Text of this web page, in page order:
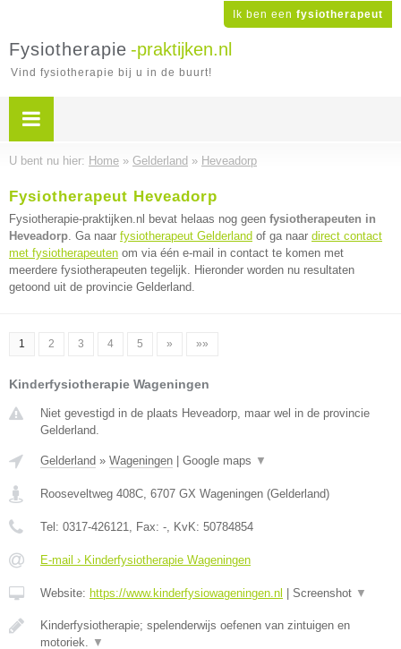
Ik ben een fysiotherapeut
Fysiotherapie -praktijken.nl
Vind fysiotherapie bij u in de buurt!
U bent nu hier: Home » Gelderland » Heveadorp
Fysiotherapeut Heveadorp
Fysiotherapie-praktijken.nl bevat helaas nog geen fysiotherapeuten in
Heveadorp. Ga naar fysiotherapeut Gelderland of ga naar direct contact
met fysiotherapeuten om via één e-mail in contact te komen met
meerdere fysiotherapeuten tegelijk. Hieronder worden nu resultaten
getoond uit de provincie Gelderland.
1 2 3 4 5 » »»
Kinderfysiotherapie Wageningen
Niet gevestigd in de plaats Heveadorp, maar wel in de provincie
Gelderland.
Gelderland » Wageningen Google maps ▼
Rooseveltweg 408C, 6707 GX Wageningen (Gelderland)
Tel: 0317-426121, Fax: -, KvK: 50784854
E-mail › Kinderfysiotherapie Wageningen
Website: https://www.kinderfysiowageningen.nl Screenshot ▼
Kinderfysiotherapie; spelenderwijs oefenen van zintuigen en
motoriek. ▼